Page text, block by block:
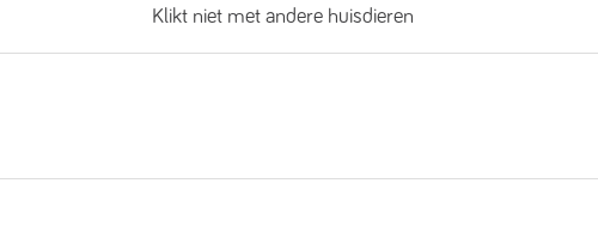
Klikt niet met andere huisdieren